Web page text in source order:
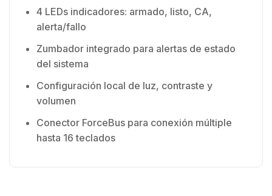
4 LEDs indicadores: armado, listo, CA,
alerta/fallo
Zumbador integrado para alertas de estado
del sistema
Configuración local de luz, contraste y
volumen
Conector ForceBus para conexión múltiple
hasta 16 teclados